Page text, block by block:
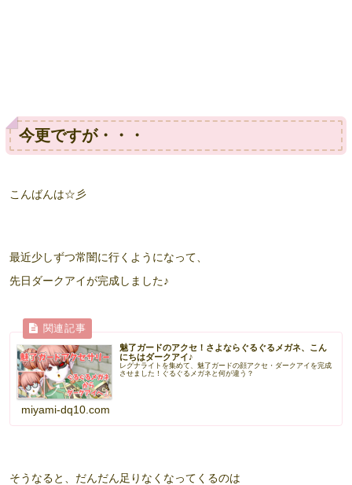
今更ですが・・・
こんばんは☆彡
最近少しずつ常闇に行くようになって、
先日ダークアイが完成しました♪
魅了ガードのアクセ！さよならぐるぐるメガネ、こん
にちはダークアイ♪
レグナライトを集めて、魅了ガードの顔アクセ・ダークアイを完成
させました！ぐるぐるメガネと何が違う？
miyami-dq10.com
そうなると、だんだん足りなくなってくるのは